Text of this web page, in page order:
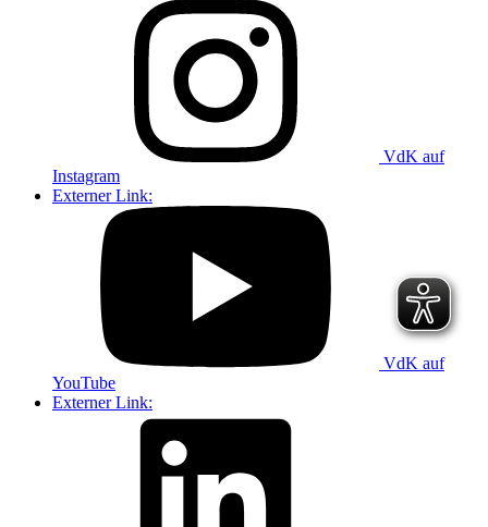
VdK auf
Instagram
Externer Link:
VdK auf
YouTube
Externer Link: